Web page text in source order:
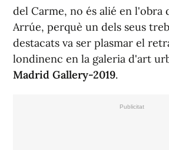
del Carme, no és alié en l'obra
Arrúe, perquè un dels seus
destacats va ser plasmar el
londinenc en la galeria d'art
Madrid Gallery-2019.